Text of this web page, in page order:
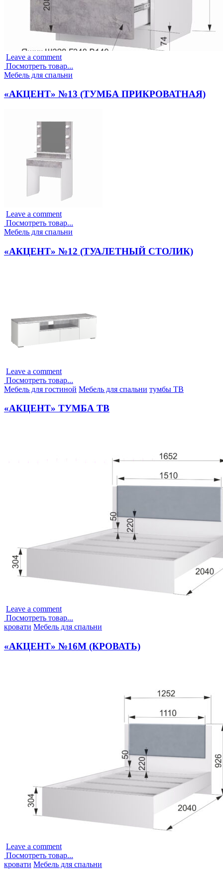
Leave a comment
Посмотреть товар...
Опубликовано
Мебель для спальни
«АКЦЕНТ» №13 (ТУМБА ПРИКРОВАТНАЯ)
Leave a comment
Посмотреть товар...
Опубликовано
Мебель для спальни
«АКЦЕНТ» №12 (ТУАЛЕТНЫЙ СТОЛИК)
Leave a comment
Посмотреть товар...
Опубликовано
Мебель для гостиной Мебель для спальни тумбы ТВ
«АКЦЕНТ» ТУМБА ТВ
Leave a comment
Посмотреть товар...
Опубликовано
кровати Мебель для спальни
«АКЦЕНТ» №16М (КРОВАТЬ)
Leave a comment
Посмотреть товар...
Опубликовано
кровати Мебель для спальни